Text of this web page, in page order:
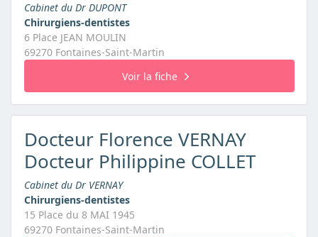
Cabinet du Dr DUPONT
Chirurgiens-dentistes
6 Place JEAN MOULIN
69270 Fontaines-Saint-Martin
Voir la fiche
Docteur Florence VERNAY
Docteur Philippine COLLET
Cabinet du Dr VERNAY
Chirurgiens-dentistes
15 Place du 8 MAI 1945
69270 Fontaines-Saint-Martin